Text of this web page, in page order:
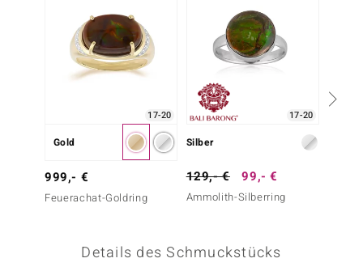
17-20
Gold
999,- €
Feuerachat-Goldring
17-20
Silber
129,- € 99,- €
Ammolith-Silberring
Details des Schmuckstücks